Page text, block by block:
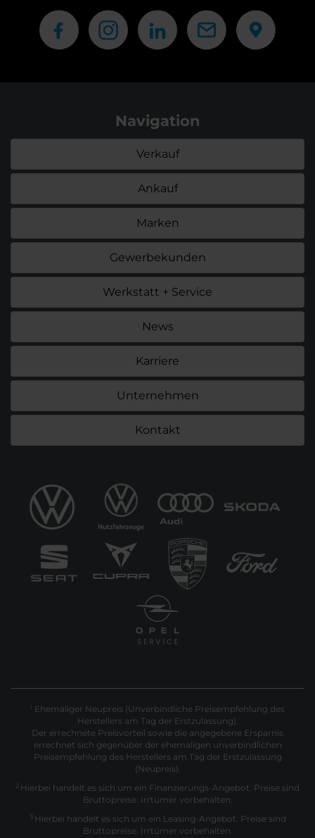
Navigation
Verkauf
Ankauf
Marken
Gewerbekunden
Werkstatt + Service
News
Karriere
Unternehmen
Kontakt
1 Ehemaliger Neupreis (Unverbindliche Preisempfehlung des
Herstellers am Tag der Erstzulassung).
Der errechnete Preisvorteil sowie die angegebene Ersparnis
errechnet sich gegenüber der ehemaligen unverbindlichen
Preisempfehlung des Herstellers am Tag der Erstzulassung
(Neupreis).
2 Hierbei handelt es sich um ein Finanzierungs-Angebot. Preise sind
Bruttopreise. Irrtümer vorbehalten.
3 Hierbei handelt es sich um ein Leasing-Angebot. Preise sind
Bruttopreise. Irrtümer vorbehalten.